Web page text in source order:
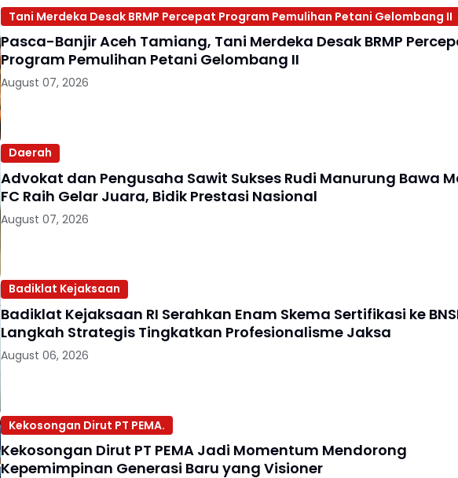
Tani Merdeka Desak BRMP Percepat Program Pemulihan Petani Gelombang II
Pasca-Banjir Aceh Tamiang, Tani Merdeka Desak BRMP
Program Pemulihan Petani Gelombang II
August 07, 2026
Daerah
Advokat dan Pengusaha Sawit Sukses Rudi Manurung Bawa
FC Raih Gelar Juara, Bidik Prestasi Nasional
August 07, 2026
Badiklat Kejaksaan
Badiklat Kejaksaan RI Serahkan Enam Skema Sertifikasi ke
Langkah Strategis Tingkatkan Profesionalisme Jaksa
August 06, 2026
Kekosongan Dirut PT PEMA.
Kekosongan Dirut PT PEMA Jadi Momentum Mendorong
Kepemimpinan Generasi Baru yang Visioner